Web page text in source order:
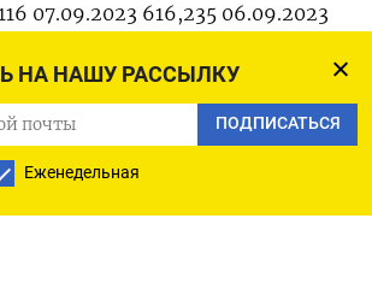
НА НАШУ РАССЫЛКУ
ПОДПИСАТЬСЯ
Еженедельная
07.09.2023 616,235 06.09.2023
31.08.2023 774,564 29.08.2023
650,203 25.08.2023 635,935
23.08.2023 678,200 22.08.2023
608,180 18.08.2023 558,740